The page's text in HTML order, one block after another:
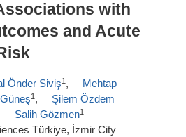
with
and Acute
Önder Siviş1 ,
Mehtap
1 ,
Şilem Özdem
Salih Gözmen1
Türkiye, İzmir City